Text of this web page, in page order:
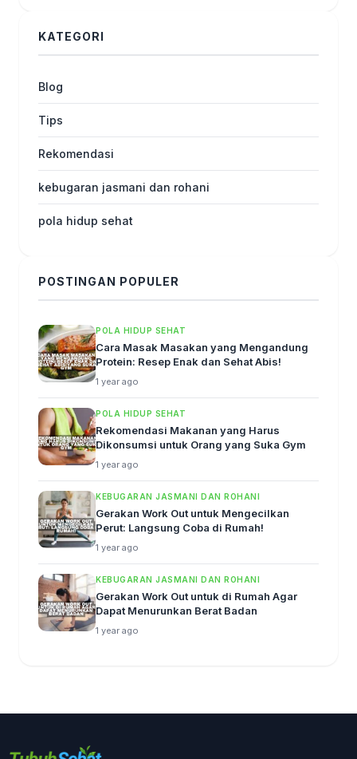
KATEGORI
Blog
Tips
Rekomendasi
kebugaran jasmani dan rohani
pola hidup sehat
POSTINGAN POPULER
POLA HIDUP SEHAT
Cara Masak Masakan yang Mengandung
Protein: Resep Enak dan Sehat Abis!
1 year ago
POLA HIDUP SEHAT
Rekomendasi Makanan yang Harus
Dikonsumsi untuk Orang yang Suka Gym
1 year ago
KEBUGARAN JASMANI DAN ROHANI
Gerakan Work Out untuk Mengecilkan
Perut: Langsung Coba di Rumah!
1 year ago
KEBUGARAN JASMANI DAN ROHANI
Gerakan Work Out untuk di Rumah Agar
Dapat Menurunkan Berat Badan
1 year ago